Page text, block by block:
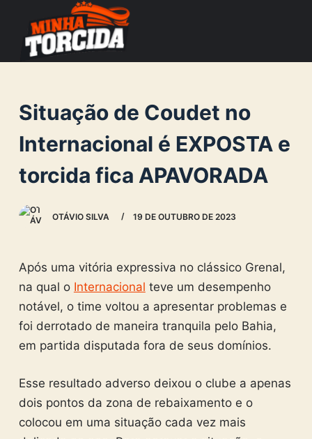
o
c
o
n
e
Situação de Coudet no
Internacional é EXPOSTA e
torcida fica APAVORADA
OTÁVIO SILVA 19 DE OUTUBRO DE 2023
Após uma vitória expressiva no clássico Grenal,
na qual o Internacional teve um desempenho
notável, o time voltou a apresentar problemas e
foi derrotado de maneira tranquila pelo Bahia,
em partida disputada fora de seus domínios.
Esse resultado adverso deixou o clube a apenas
dois pontos da zona de rebaixamento e o
colocou em uma situação cada vez mais